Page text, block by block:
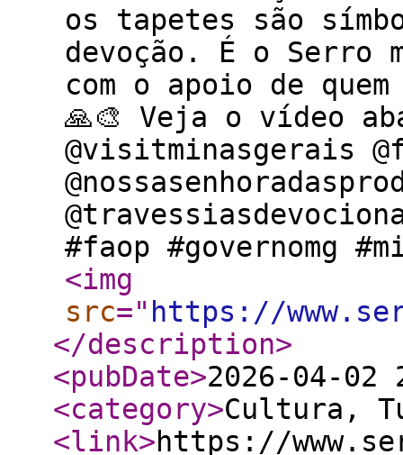
os tapetes são
devoção. É o Serro
com o apoio de
🙏🎨 Veja o vídeo
@visitminasgerais
#faop #governomg
<img
src=" https://
</description>
<pubDate>2026-04-02
<category>Cultura,
<link>https://